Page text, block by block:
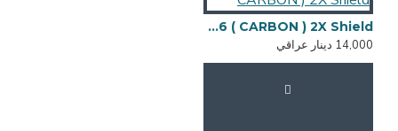
CABLE 30M CAT6 ( CARBON ) 2X Shield
14,000 دينار عراقي